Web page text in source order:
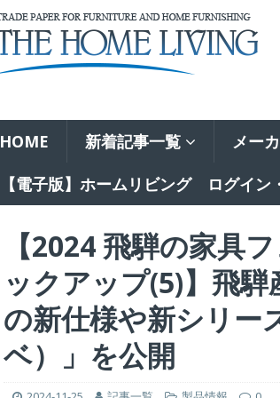
HOME 新着記事一覧 メー
【電子版】ホームリビング ログイン
【2024 飛騨の家具
ックアップ(5)】飛
の新仕様や新シリー
ベ）」を公開